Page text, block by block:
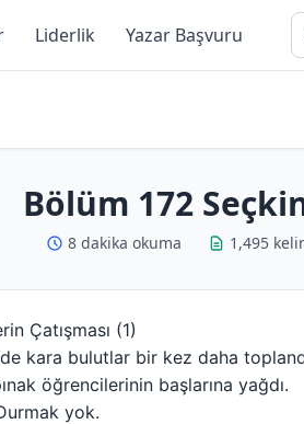
Liderlik Yazar Başvuru
Bölüm 172
8 dakika okuma 1,495
Çatışması (1)
kara bulutlar bir kez daha
öğrencilerinin başlarına yağdı.
yok.